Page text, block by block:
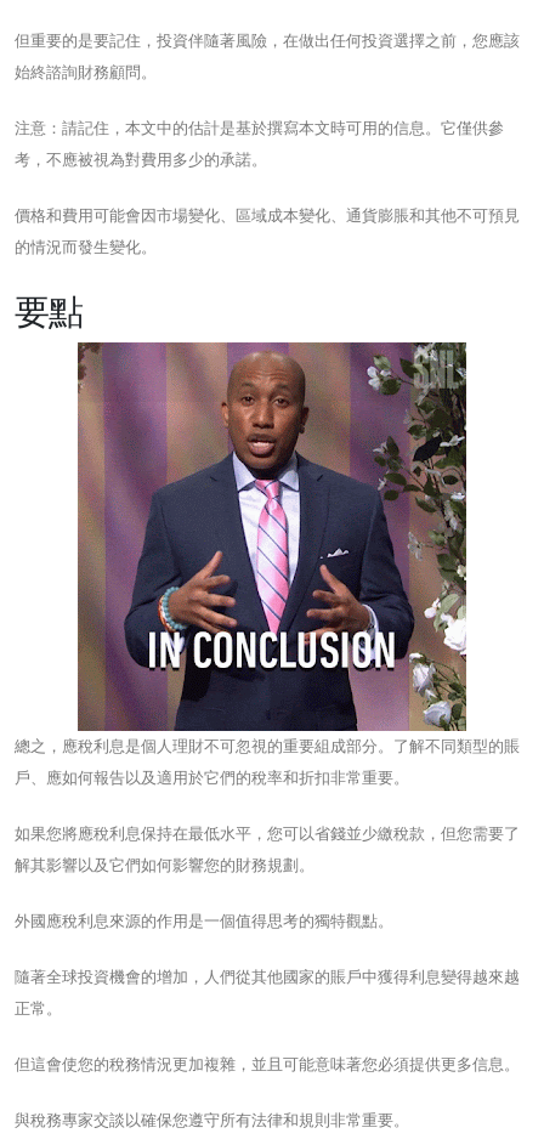
但重要的是要記住，投資伴隨著風險，在做出任何投資選擇之前，您應該
始終諮詢財務顧問。
注意：請記住，本文中的估計是基於撰寫本文時可用的信息。它僅供參
考，不應被視為對費用多少的承諾。
價格和費用可能會因市場變化、區域成本變化、通貨膨脹和其他不可預見
的情況而發生變化。
要點
總之，應稅利息是個人理財不可忽視的重要組成部分。了解不同類型的賬
戶、應如何報告以及適用於它們的稅率和折扣非常重要。
如果您將應稅利息保持在最低水平，您可以省錢並少繳稅款，但您需要了
解其影響以及它們如何影響您的財務規劃。
外國應稅利息來源的作用是一個值得思考的獨特觀點。
隨著全球投資機會的增加，人們從其他國家的賬戶中獲得利息變得越來越
正常。
但這會使您的稅務情況更加複雜，並且可能意味著您必須提供更多信息。
與稅務專家交談以確保您遵守所有法律和規則非常重要。